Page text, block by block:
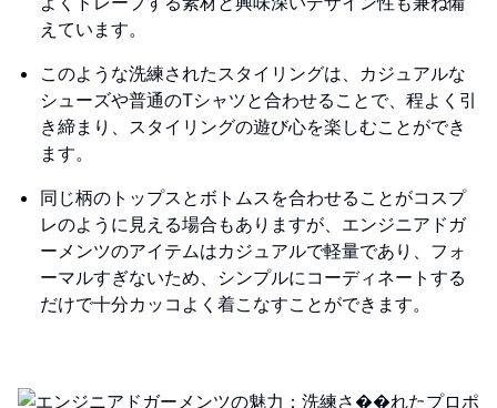
えています。
このような洗練されたスタイリングは、カジュアルな
シューズや普通のTシャツと合わせることで、程よく引
き締まり、スタイリングの遊び心を楽しむことができ
ます。
同じ柄のトップスとボトムスを合わせることがコスプ
レのように見える場合もありますが、エンジニアドガ
ーメンツのアイテムはカジュアルで軽量であり、フォ
ーマルすぎないため、シンプルにコーディネートする
だけで十分カッコよく着こなすことができます。